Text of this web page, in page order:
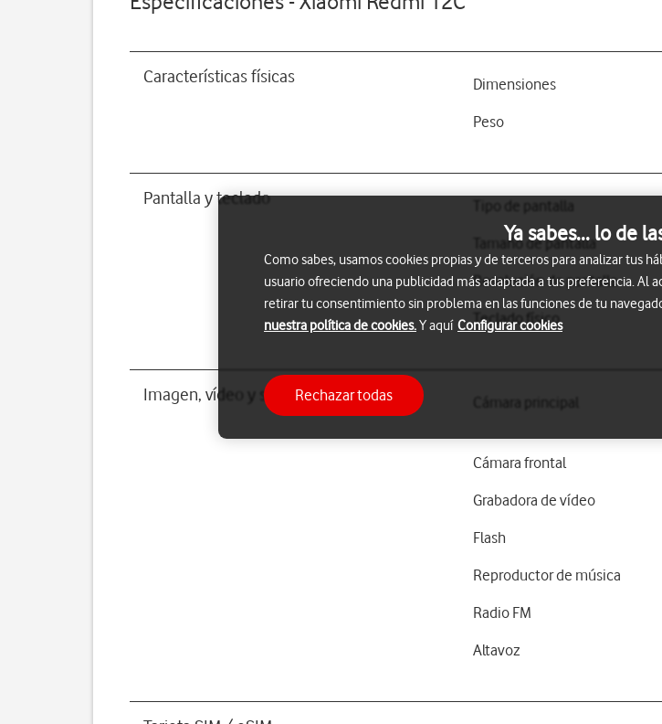
Características físicas Dimensiones
Peso
Pantalla y teclado
Tamaño de pantalla
Resolución de pantalla
Teclado físico
Imagen, vídeo y sonido
Cámara frontal
Grabadora de vídeo
Flash
Reproductor de música
Radio FM
Altavoz
Ya sabes... lo de
Como sabes, usamos cookies propias y de terceros para analizar tus
usuario ofreciendo una publicidad más adaptada a tus preferencia. Al
retirar tu consentimiento sin problema en las funciones de tu
nuestra política de cookies.Y aquí Configurar cookies
Rechazar todas